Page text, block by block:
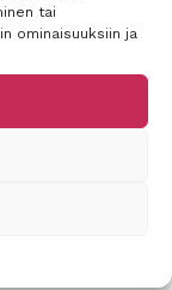
tai
ominaisuuksiin ja